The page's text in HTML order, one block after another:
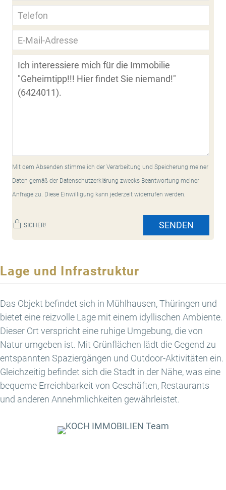
Mit dem Absenden stimme ich der Verarbeitung und Speicherung meiner
Daten gemäß der Datenschutzerklärung zwecks Beantwortung meiner
Anfrage zu. Diese Einwilligung kann jederzeit widerrufen werden.
SICHER! SENDEN
Lage und Infrastruktur
Das Objekt befindet sich in Mühlhausen, Thüringen und
bietet eine reizvolle Lage mit einem idyllischen Ambiente.
Dieser Ort verspricht eine ruhige Umgebung, die von
Natur umgeben ist. Mit Grünflächen lädt die Gegend zu
entspannten Spaziergängen und Outdoor-Aktivitäten ein.
Gleichzeitig befindet sich die Stadt in der Nähe, was eine
bequeme Erreichbarkeit von Geschäften, Restaurants
und anderen Annehmlichkeiten gewährleistet.